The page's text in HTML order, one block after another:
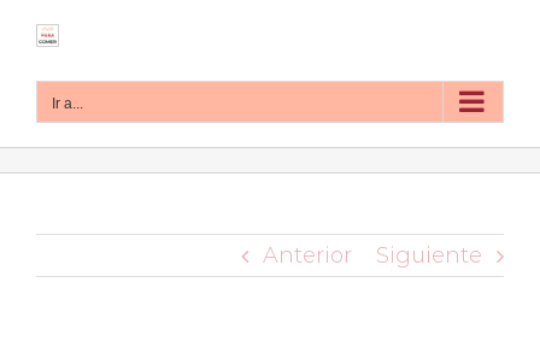
contenido
Ir a...
Anterior Siguiente